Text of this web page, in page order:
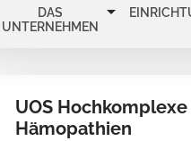
DAS
UNTERNEHMEN
arrow_drop_down
UOS Hochkomplexe
Hämopathien